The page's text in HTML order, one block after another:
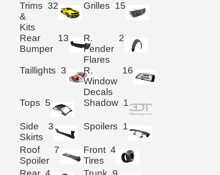
Trims
&
Kits
32 Grilles 15
Rear
Bumper
13
R.
Fender
Flares
2
Taillights 3
R.
Window
Decals
16
Tops 5 Shadow 1
Side
Skirts
3 Spoilers 1
Roof
Spoiler
7
Front
Tires
4